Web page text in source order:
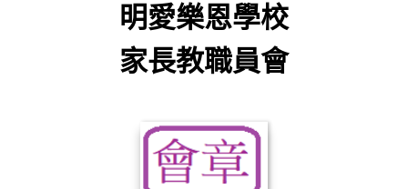
明愛樂恩學校
家長教職員會